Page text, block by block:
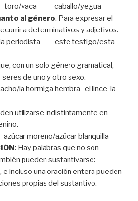
toro/vaca caballo/yegua
al género. Para expresar el
a determinativos y adjetivos.
la periodista este testigo/esta
con un solo género gramatical,
de uno y otro sexo.
la hormiga hembra el lince la
utilizarse indistintamente en
moreno/azúcar blanquilla
: Hay palabras que no son
pueden sustantivarse:
incluso una oración entera pueden
propias del sustantivo.